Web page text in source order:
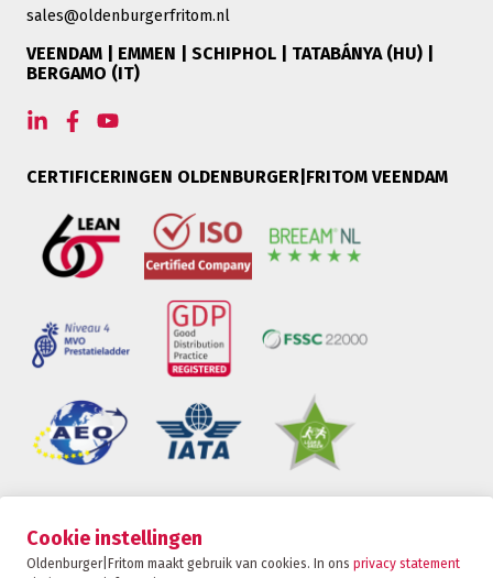
Cookie instellingen
Oldenburger|Fritom maakt gebruik van cookies. In onsprivacy statement
sales@oldenburgerfritom.nl
VEENDAM | EMMEN | SCHIPHOL | TATABÁNYA (HU) |
BERGAMO (IT)
CERTIFICERINGEN OLDENBURGER|FRITOM VEENDAM
Oldenburger|Fritom is onderdeel van de Fritom
Group